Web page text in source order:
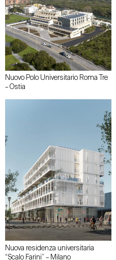
Nuovo Polo Universitario Roma Tre
– Ostia
Nuova residenza universitaria
“Scalo Farini” – Milano